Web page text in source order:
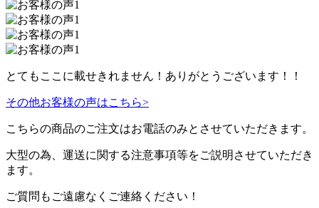
とてもここに載せきれません！ありがとうございます！！
その他お客様の声はこちら>
こちらの商品のご注文はお電話のみとさせていただきます。
大型の為、運送に関する注意事項等をご説明させていただき
ます。
ご質問もご遠慮なくご連絡ください！